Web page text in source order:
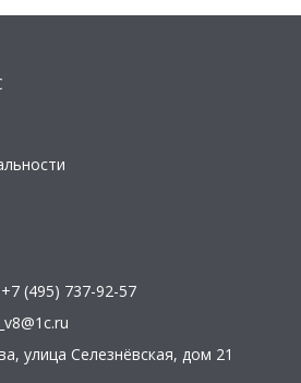
+7 (495) 737-92-57
, улица Селезнёвская, дом 21